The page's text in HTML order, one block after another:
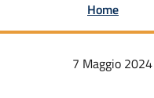
Home
7 Maggio 2024